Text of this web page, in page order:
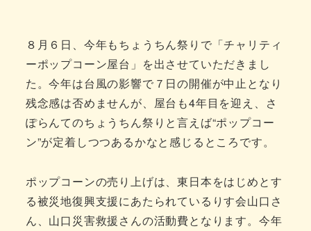
８月６日、今年もちょうちん祭りで「チャリティ
ーポップコーン屋台」を出させていただきまし
た。今年は台風の影響で７日の開催が中止となり
残念感は否めませんが、屋台も4年目を迎え、さ
ぽらんてのちょうちん祭りと言えば“ポップコー
ン”が定着しつつあるかなと感じるところです。
ポップコーンの売り上げは、東日本をはじめとす
る被災地復興支援にあたられているりす会山口さ
ん、山口災害救援さんの活動費となります。今年